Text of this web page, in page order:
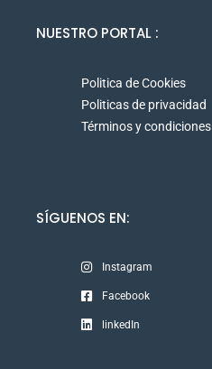
NUESTRO PORTAL :
Politica de Cookies
Politicas de privacidad
Términos y condiciones
SÍGUENOS EN:
Instagram
Facebook
linkedIn